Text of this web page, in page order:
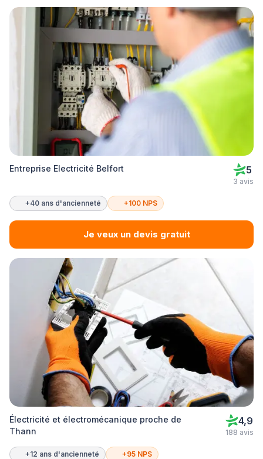
Entreprise Electricité Belfort 5
3 avis
+40 ans d'ancienneté +100 NPS
Je veux un devis gratuit
Électricité et électromécanique proche de
Thann
4,9
188 avis
+12 ans d'ancienneté +95 NPS